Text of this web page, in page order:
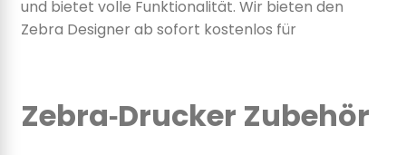
und bietet volle Funktionalität. Wir bieten den
Zebra Designer ab sofort kostenlos für
Zebra‑Drucker Zubehör